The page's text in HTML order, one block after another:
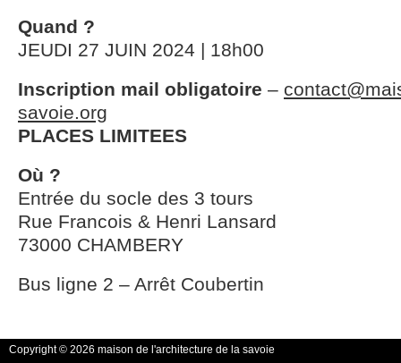
Quand ?
JEUDI 27 JUIN 2024 | 18h00
Inscription mail obligatoire –
savoie.org
PLACES LIMITEES
Où ?
Entrée du socle des 3 tours
Rue Francois & Henri Lansard
73000 CHAMBERY
Bus ligne 2 – Arrêt Coubertin
Copyright © 2026 maison de l'architecture de la savoie